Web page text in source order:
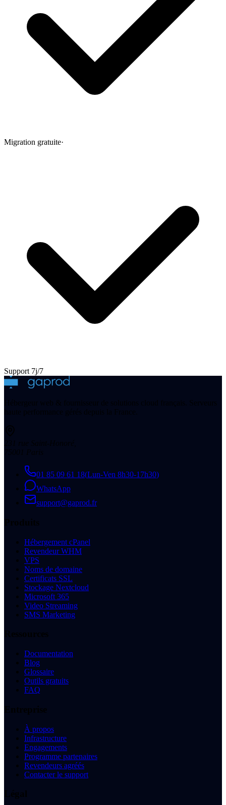
Migration gratuite·
Support 7j/7
01 85 09 61 18(Lun-Ven 8h30-17h30)
WhatsApp
support@gaprod.fr
Hébergement cPanel
Revendeur WHM
VPS
Noms de domaine
Certificats SSL
Stockage Nextcloud
Microsoft 365
Video Streaming
SMS Marketing
Documentation
Blog
Glossaire
Outils gratuits
FAQ
À propos
Infrastructure
Engagements
Programme partenaires
Revendeurs agréés
Contacter le support